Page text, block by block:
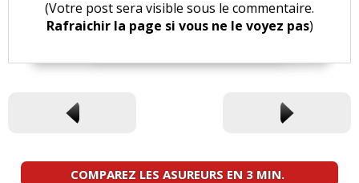
(Votre post sera visible sous le commentaire.
Rafraichir la page si vous ne le voyez pas)
COMPAREZ LES ASUREURS EN 3 MIN.